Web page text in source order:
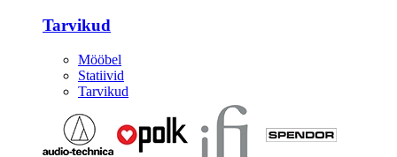
Tarvikud
Mööbel
Statiivid
Tarvikud